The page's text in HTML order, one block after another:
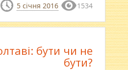
5 січня 2016 1534
бути чи не
бути?